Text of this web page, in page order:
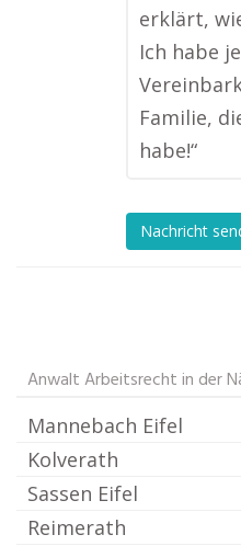
erklärt,
Ich habe
Familie,
habe!“
Nachricht
Anwalt Arbeitsrecht in der
Mannebach Eifel
Kolverath
Sassen Eifel
Reimerath